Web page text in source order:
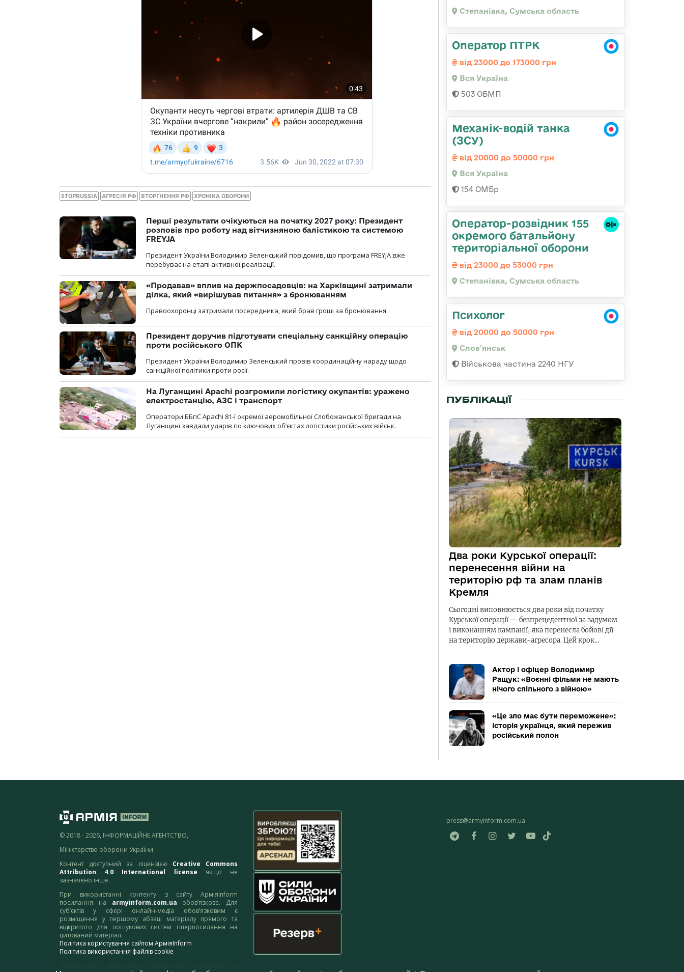
STOPRUSSIA АГРЕСІЯ РФ ВТОРГНЕННЯ РФ ХРОНІКА ОБОРОНИ
Перші результати очікуються на початку 2027 року: Президент
розповів про роботу над вітчизняною балістикою та системою
FREYJA
Президент України Володимир Зеленський повідомив, що програма FREYJA вже
перебуває на етапі активної реалізації.
«Продавав» вплив на держпосадовців: на Харківщині затримали
ділка, який «вирішував питання» з бронюванням
Правоохоронці затримали посередника, який брав гроші за бронювання.
Президент доручив підготувати спеціальну санкційну операцію
проти російського ОПК
Президент України Володимир Зеленський провів координаційну нараду щодо
санкційної політики проти росії.
На Луганщині Apachi розгромили логістику окупантів: уражено
електростанцію, АЗС і транспорт
Оператори ББпС Apachi 81-ї окремої аеромобільної Слобожанської бригади на
Луганщині завдали ударів по ключових об’єктах логістики російських військ.
Степанівка, Сумська область
Оператор ПТРК
від 23000 до 173000 грн
Вся Україна
503 ОБМП
Механік-водій танка
(ЗСУ)
від 20000 до 50000 грн
Вся Україна
154 ОМБр
Оператор-розвідник 155
окремого батальйону
територіальної оборони
від 23000 до 53000 грн
Степанівка, Сумська область
Психолог
від 20000 до 50000 грн
Слов'янськ
Військова частина 2240 НГУ
ПУБЛІКАЦІЇ
Два роки Курської операції:
перенесення війни на
територію рф та злам планів
Кремля
Сьогодні виповнюється два роки від початку
Курської операції — безпрецедентної за задумом
і виконанням кампанії, яка перенесла бойові дії
на територію держави-агресора. Цей крок…
Актор і офіцер Володимир
Ращук: «Воєнні фільми не мають
нічого спільного з війною»
«Це зло має бути переможене»:
історія українця, який пережив
російський полон
© 2018 - 2026, ІНФОРМАЦІЙНЕ АГЕНТСТВО,
Міністерство оборони України
Контент доступний за ліцензією Creative Commons
Attribution 4.0 International license якщо не
зазначено інше.
При використанні контенту з сайту АрміяInform
посилання на armyinform.com.ua обов’язкове. Для
суб’єктів у сфері онлайн-медіа обов’язковим є
розміщення у першому абзаці матеріалу прямого та
відкритого для пошукових систем гіперпосилання на
цитований матеріал.
Політика користування сайтом АрміяInform
Політика використання файлів cookie
press@armyinform.com.ua